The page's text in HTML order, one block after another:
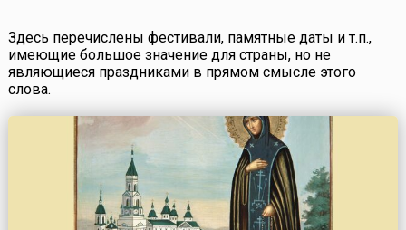
Здесь перечислены фестивали, памятные даты и т.п.,
имеющие большое значение для страны, но не
являющиеся праздниками в прямом смысле этого
слова.